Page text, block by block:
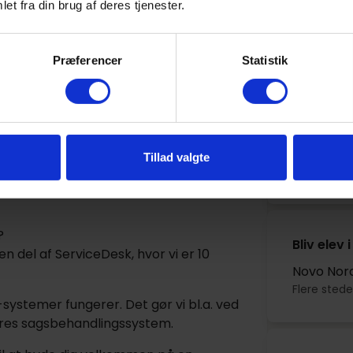
fra din brug af deres tjenester.
Præferencer Statistik
Tillad valgte
og mere og mere ansvar i takt
på IT-supporteruddannelsen og kan
er serviceminded og frisk på at gribe
sig om.
tager du ansvar for dit arbejde og din
del af ServiceDesk, hvor vi er 10
fungerer. Det gør vi bl.a. ved
sagsbehandlingssystem.
Andre
DTU
Bliv elev
Novo
Flere
Gå til søgning